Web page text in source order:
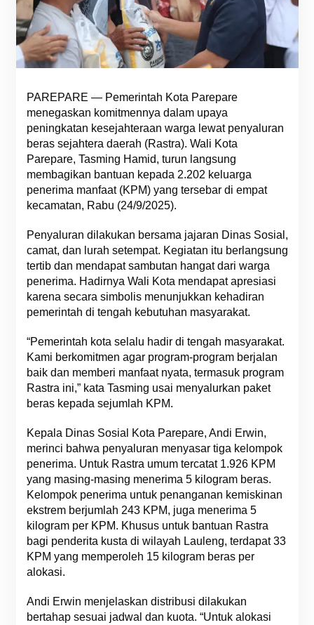
PAREPARE — Pemerintah Kota Parepare
menegaskan komitmennya dalam upaya
peningkatan kesejahteraan warga lewat penyaluran
beras sejahtera daerah (Rastra). Wali Kota
Parepare, Tasming Hamid, turun langsung
membagikan bantuan kepada 2.202 keluarga
penerima manfaat (KPM) yang tersebar di empat
kecamatan, Rabu (24/9/2025).
Penyaluran dilakukan bersama jajaran Dinas Sosial,
camat, dan lurah setempat. Kegiatan itu berlangsung
tertib dan mendapat sambutan hangat dari warga
penerima. Hadirnya Wali Kota mendapat apresiasi
karena secara simbolis menunjukkan kehadiran
pemerintah di tengah kebutuhan masyarakat.
“Pemerintah kota selalu hadir di tengah masyarakat.
Kami berkomitmen agar program-program berjalan
baik dan memberi manfaat nyata, termasuk program
Rastra ini,” kata Tasming usai menyalurkan paket
beras kepada sejumlah KPM.
Kepala Dinas Sosial Kota Parepare, Andi Erwin,
merinci bahwa penyaluran menyasar tiga kelompok
penerima. Untuk Rastra umum tercatat 1.926 KPM
yang masing-masing menerima 5 kilogram beras.
Kelompok penerima untuk penanganan kemiskinan
ekstrem berjumlah 243 KPM, juga menerima 5
kilogram per KPM. Khusus untuk bantuan Rastra
bagi penderita kusta di wilayah Lauleng, terdapat 33
KPM yang memperoleh 15 kilogram beras per
alokasi.
Andi Erwin menjelaskan distribusi dilakukan
bertahap sesuai jadwal dan kuota. “Untuk alokasi